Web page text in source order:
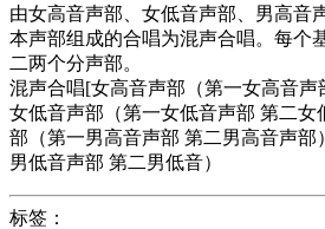
由女高音声部、女低音声部、男高音
本声部组成的合唱为混声合唱。每个
二两个分声部。
混声合唱[女高音声部（第一女高音声
女低音声部（第一女低音声部 第二女
部（第一男高音声部 第二男高音声部
男低音声部 第二男低音）
标签：